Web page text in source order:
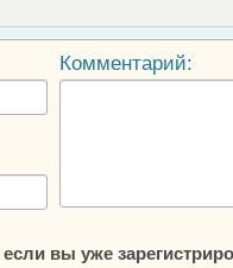
Комментарий:
если вы уже